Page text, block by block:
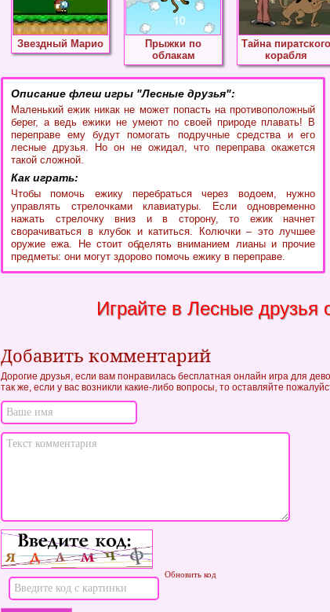
Звездный Марио
Прыжки по
облакам
Тайна пиратского
корабля
Описание флеш игры "Лесные друзья":
Маленький ежик никак не может попасть на противоположный
берег, а ведь ежики не умеют по своей природе плавать! В
переправе ему будут помогать подручные средства и его
лесные друзья. Но он не ожидал, что переправа окажется
такой сложной.
Как играть:
Чтобы помочь ежику перебраться через водоем, нужно
управлять стрелочками клавиатуры. Если одновременно
нажать стрелочку вниз и в сторону, то ежик начнет
сворачиваться в клубок и катиться. Колючки – это лучшее
оружие ежа. Не стоит обделять вниманием лианы и прочие
предметы: они могут здорово помочь ежику в переправе.
Играйте в Лесные друзья
Добавить комментарий
Дорогие друзья, если вам понравилась бесплатная онлайн игра для
так же, если у вас возникли какие-либо вопросы, то оставляйте
Обновить код